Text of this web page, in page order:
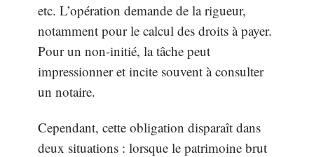
etc. L’opération demande de la rigueur,
notamment pour le calcul des droits à payer.
Pour un non-initié, la tâche peut
impressionner et incite souvent à consulter
un notaire.
Cependant, cette obligation disparaît dans
deux situations : lorsque le patrimoine brut